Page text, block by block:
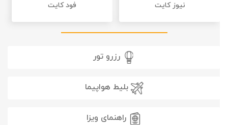
نیوز کایت فود کایت
رزرو تور
بلیط هواپیما
راهنمای ویزا